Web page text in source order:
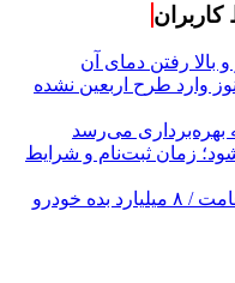
رفتن دمای آن
وارد طرح اربعین نشده
بهره‌برداری می‌رسد
زمان ثبت‌نام و شرایط
کاسبی خارج‌نشین‌ها با سهمیه اقامت / ۸ میلیارد بده خودرو